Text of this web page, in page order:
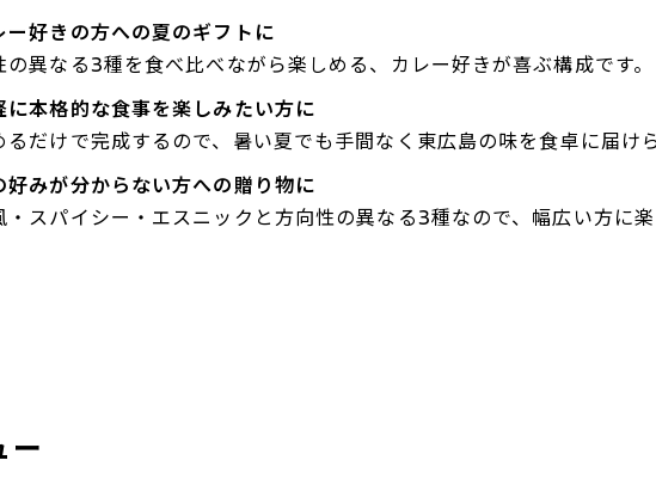
ー好きの方への夏のギフトに
の異なる3種を食べ比べながら楽しめる、カレー好きが喜ぶ構成です。
に本格的な食事を楽しみたい方に
るだけで完成するので、暑い夏でも手間なく東広島の味を食卓に届け
好みが分からない方への贈り物に
・スパイシー・エスニックと方向性の異なる3種なので、幅広い方に
ー